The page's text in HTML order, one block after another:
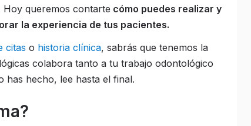
queremos contarte cómo puedes realizar y
la experiencia de tus pacientes.
citas o historia clínica, sabrás que tenemos la
colabora tanto a tu trabajo odontológico
has hecho, lee hasta el final.